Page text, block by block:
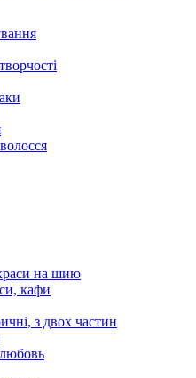
на шию
кафи
з двох частин